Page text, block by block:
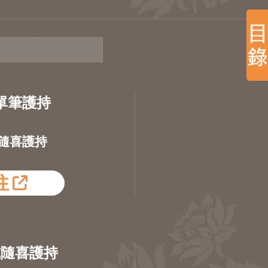
筆護持
喜護持
喜護持